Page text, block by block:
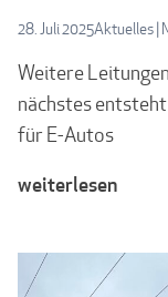
28. Juli 2025Aktuelles
Weitere
nächstes
für E-Autos
weiterlesen